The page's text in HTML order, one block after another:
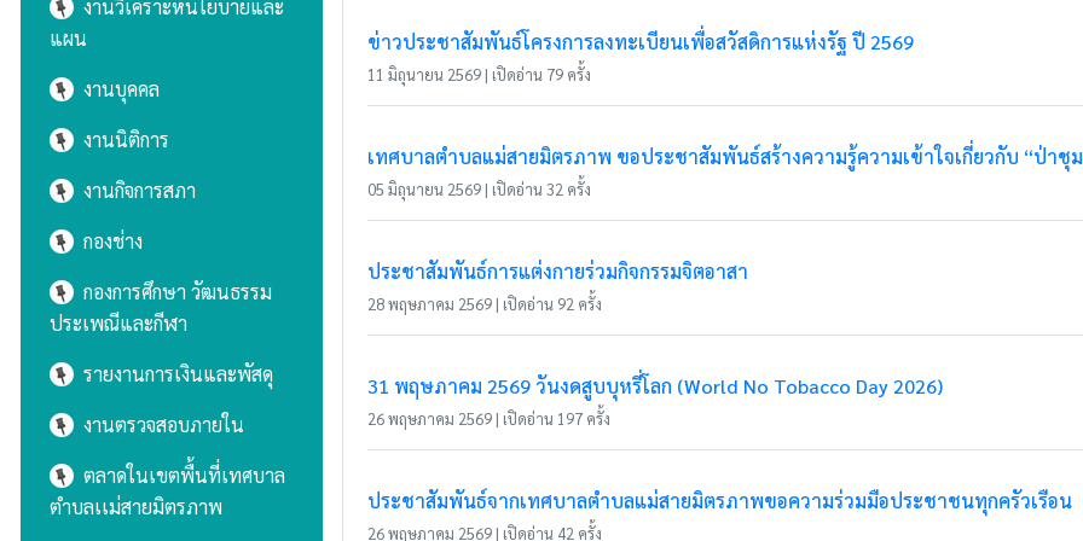
งานวิเคราะห์นโยบายและ
แผน
งานบุคคล
งานนิติการ
งานกิจการสภา
กองช่าง
กองการศึกษา วัฒนธรรม
ประเพณีและกีฬา
รายงานการเงินและพัสดุ
งานตรวจสอบภายใน
ตลาดในเขตพื้นที่เทศบาล
ตำบลเเม่สายมิตรภาพ
ข่าวประชาสัมพันธ์โครงการลงทะเบียนเพื่อสวัสดิการแห่งรัฐ ปี 2569
11 มิถุนายน 2569 | เปิดอ่าน 79 ครั้ง
เทศบาลตำบลแม่สายมิตรภาพ ขอประชาสัมพันธ์สร้างความรู้ความเข้าใจเกี่ยวกับ “ป่าชุ
05 มิถุนายน 2569 | เปิดอ่าน 32 ครั้ง
ประชาสัมพันธ์การแต่งกายร่วมกิจกรรมจิตอาสา
28 พฤษภาคม 2569 | เปิดอ่าน 92 ครั้ง
31 พฤษภาคม 2569 วันงดสูบบุหรี่โลก (World No Tobacco Day 2026)
26 พฤษภาคม 2569 | เปิดอ่าน 197 ครั้ง
ประชาสัมพันธ์จากเทศบาลตำบลแม่สายมิตรภาพขอความร่วมมือประชาชนทุกครัวเรือน
26 พฤษภาคม 2569 | เปิดอ่าน 42 ครั้ง